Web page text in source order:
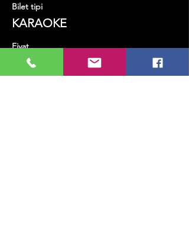
Bilet tipi
KARAOKE
Fiyat
₺50,00
+₺1,25 bilet hizmet bedeli